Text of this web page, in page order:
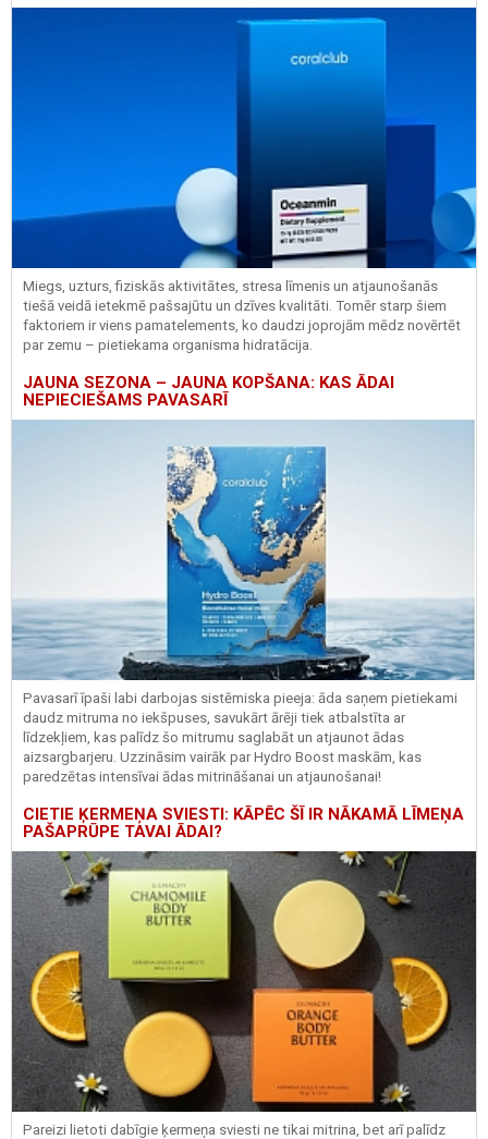
Miegs, uzturs, fiziskās aktivitātes, stresa līmenis un atjaunošanās
tiešā veidā ietekmē pašsajūtu un dzīves kvalitāti. Tomēr starp šiem
faktoriem ir viens pamatelements, ko daudzi joprojām mēdz novērtēt
par zemu – pietiekama organisma hidratācija.
JAUNA SEZONA – JAUNA KOPŠANA: KAS ĀDAI
NEPIECIEŠAMS PAVASARĪ
Pavasarī īpaši labi darbojas sistēmiska pieeja: āda saņem pietiekami
daudz mitruma no iekšpuses, savukārt ārēji tiek atbalstīta ar
līdzekļiem, kas palīdz šo mitrumu saglabāt un atjaunot ādas
aizsargbarjeru. Uzzināsim vairāk parHydro Boost maskām, kas
paredzētas intensīvai ādas mitrināšanai un atjaunošanai!
CIETIE ĶERMEŅA SVIESTI: KĀPĒC ŠĪ IR NĀKAMĀ LĪMEŅA
PAŠAPRŪPE TAVAI ĀDAI?
Pareizi lietoti dabīgie ķermeņa sviesti ne tikai mitrina, bet arī palīdz